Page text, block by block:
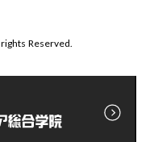
Reserved.